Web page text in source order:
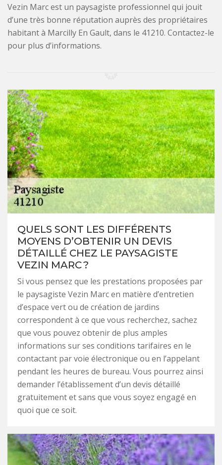
Vezin Marc est un paysagiste professionnel qui jouit
d’une très bonne réputation auprès des propriétaires
habitant à Marcilly En Gault, dans le 41210. Contactez-le
pour plus d’informations.
QUELS SONT LES DIFFÉRENTS
MOYENS D’OBTENIR UN DEVIS
DÉTAILLÉ CHEZ LE PAYSAGISTE
VEZIN MARC ?
Si vous pensez que les prestations proposées par
le paysagiste Vezin Marc en matière d’entretien
d’espace vert ou de création de jardins
correspondent à ce que vous recherchez, sachez
que vous pouvez obtenir de plus amples
informations sur ses conditions tarifaires en le
contactant par voie électronique ou en l’appelant
pendant les heures de bureau. Vous pourrez ainsi
demander l’établissement d’un devis détaillé
gratuitement et sans que vous soyez engagé en
quoi que ce soit.